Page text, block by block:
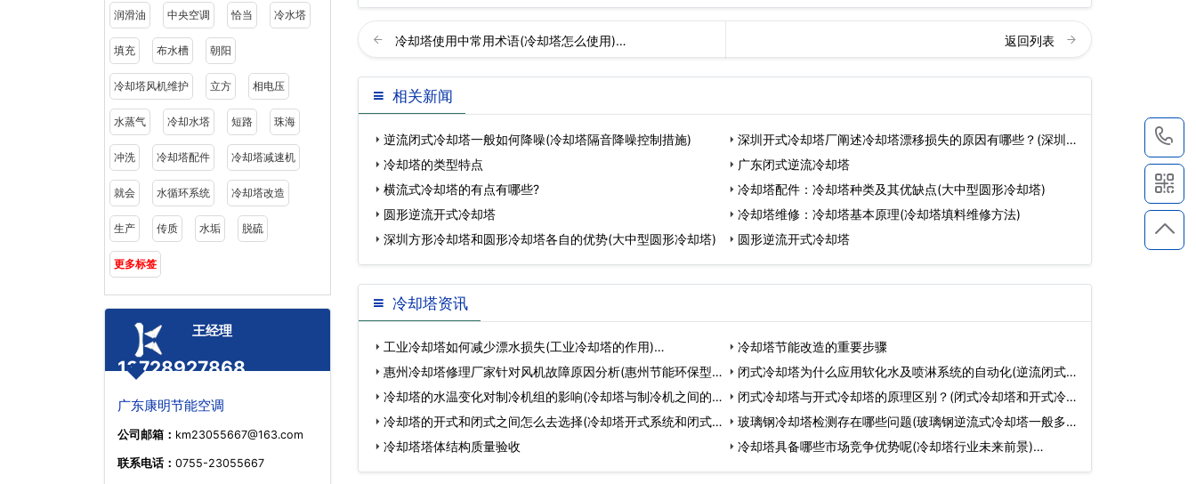
润滑油 中央空调 恰当 冷水塔
填充 布水槽 朝阳
冷却塔风机维护 立方 相电压
水蒸气 冷却水塔 短路 珠海
冲洗 冷却塔配件 冷却塔减速机
就会 水循环系统 冷却塔改造
生产 传质 水垢 脱硫
更多标签
王经理
13728927868
广东康明节能空调
公司邮箱： km23055667@163.com
联系电话： 0755-23055667
冷却塔使用中常用术语(冷却塔怎么使用)… 返回列表
相关新闻
逆流闭式冷却塔一般如何降噪(冷却塔隔音降噪控制措施)
深圳开式冷却塔厂阐述冷却塔漂移损失的原因有哪些？(深圳开
式
冷却塔的类型特点
广东闭式逆流冷却塔
横流式冷却塔的有点有哪些?
冷却塔配件：冷却塔种类及其优缺点(大中型圆形冷却塔)
圆形逆流开式冷却塔
冷却塔维修：冷却塔基本原理(冷却塔填料维修方法)
深圳方形冷却塔和圆形冷却塔各自的优势(大中型圆形冷却塔)
圆形逆流开式冷却塔
冷却塔资讯
工业冷却塔如何减少漂水损失(工业冷却塔的作用)…
冷却塔节能改造的重要步骤
惠州冷却塔修理厂家针对风机故障原因分析(惠州节能环保型
冷…
闭式冷却塔为什么应用软化水及喷淋系统的自动化(逆流闭式
冷…
冷却塔的水温变化对制冷机组的影响(冷却塔与制冷机之间的
关…
闭式冷却塔与开式冷却塔的原理区别？(闭式冷却塔和开式冷却
塔…
冷却塔的开式和闭式之间怎么去选择(冷却塔开式系统和闭式
系…
玻璃钢冷却塔检测存在哪些问题(玻璃钢逆流式冷却塔一般多
少…
冷却塔塔体结构质量验收 冷却塔具备哪些市场竞争优势呢(冷却塔行业未来前景)…